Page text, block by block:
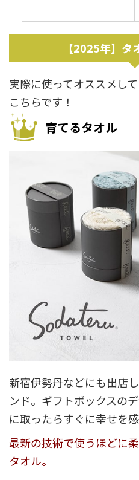
【2025年】タ
実際に使ってオススメし
こちらです！
育てるタオル
新宿伊勢丹などにも出店
ンド。ギフトボックスの
に取ったらすぐに幸せを感
最新の技術で使うほどに
タオル。